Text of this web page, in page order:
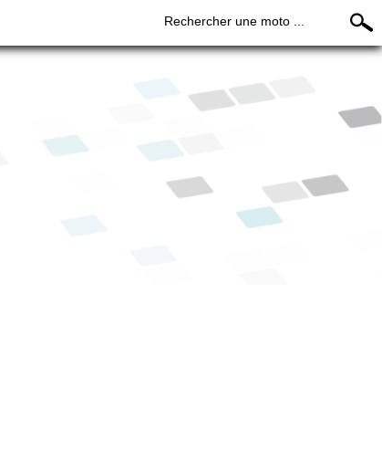
Rechercher une moto ...